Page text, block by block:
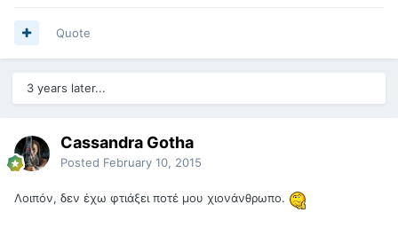
Quote
3 years later...
Cassandra Gotha
Posted February 10, 2015
Λοιπόν, δεν έχω φτιάξει ποτέ μου χιονάνθρωπο.